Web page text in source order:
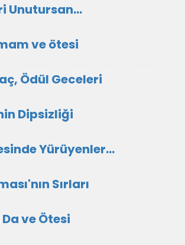
Unutursan…
ve ötesi
Ödül Geceleri
Dipsizliği
Yürüyenler…
Sırları
ve Ötesi